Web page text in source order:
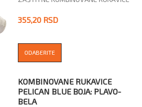
355,20 RSD
ODABERITE
KOMBINOVANE RUKAVICE
PELICAN BLUE BOJA: PLAVO-
BELA